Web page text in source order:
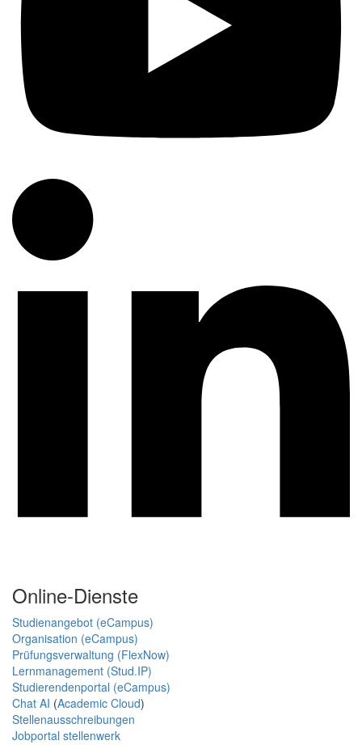
Online-Dienste
Studienangebot (eCampus)
Organisation (eCampus)
Prüfungsverwaltung (FlexNow)
Lernmanagement (Stud.IP)
Studierendenportal (eCampus)
Chat AI (Academic Cloud)
Stellenausschreibungen
Jobportal stellenwerk